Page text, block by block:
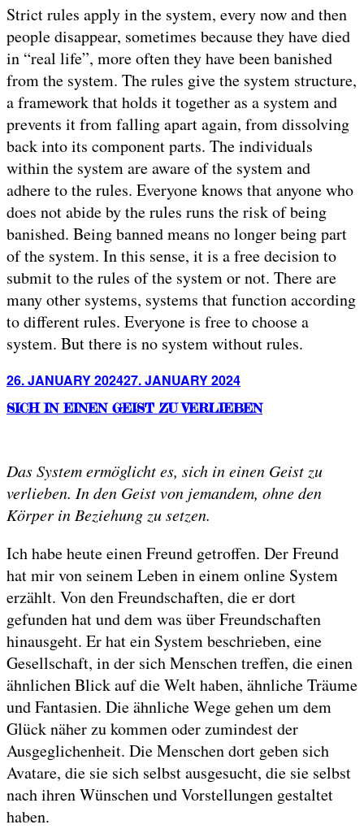
Strict rules apply in the system, every now and then
people disappear, sometimes because they have died
in “real life”, more often they have been banished
from the system. The rules give the system structure,
a framework that holds it together as a system and
prevents it from falling apart again, from dissolving
back into its component parts. The individuals
within the system are aware of the system and
adhere to the rules. Everyone knows that anyone who
does not abide by the rules runs the risk of being
banished. Being banned means no longer being part
of the system. In this sense, it is a free decision to
submit to the rules of the system or not. There are
many other systems, systems that function according
to different rules. Everyone is free to choose a
system. But there is no system without rules.
Posted
26. JANUARY 202427. JANUARY 2024
SICH IN EINEN GEIST ZU VERLIEBEN
Das System ermöglicht es, sich in einen Geist zu
verlieben. In den Geist von jemandem, ohne den
Körper in Beziehung zu setzen.
Ich habe heute einen Freund getroffen. Der Freund
hat mir von seinem Leben in einem online System
erzählt. Von den Freundschaften, die er dort
gefunden hat und dem was über Freundschaften
hinausgeht. Er hat ein System beschrieben, eine
Gesellschaft, in der sich Menschen treffen, die einen
ähnlichen Blick auf die Welt haben, ähnliche Träume
und Fantasien. Die ähnliche Wege gehen um dem
Glück näher zu kommen oder zumindest der
Ausgeglichenheit. Die Menschen dort geben sich
Avatare, die sie sich selbst ausgesucht, die sie selbst
nach ihren Wünschen und Vorstellungen gestaltet
haben.